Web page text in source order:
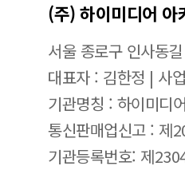
(주) 하이미디어 아
서울 종로구 인사동
대표자 : 김한정 | 사
기관명칭 : 하이미디
통신판매업신고 : 제
기관등록번호: 제